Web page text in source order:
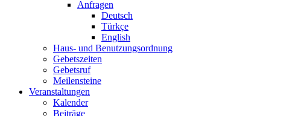
Anfragen
Deutsch
Türkçe
English
Haus- und Benutzungsordnung
Gebetszeiten
Gebetsruf
Meilensteine
Veranstaltungen
Kalender
Beiträge